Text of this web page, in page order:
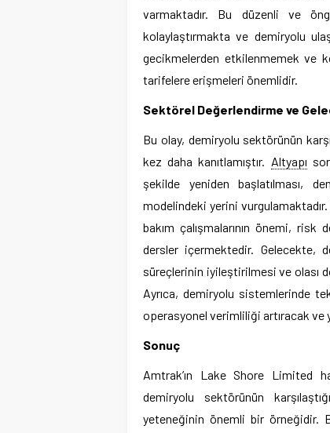
varmaktadır. Bu düzenli ve
kolaylaştırmakta ve demiryolu
gecikmelerden etkilenmemek ve
tarifelere erişmeleri önemlidir.
Sektörel Değerlendirme ve
Bu olay, demiryolu sektörünün
kez daha kanıtlamıştır. Altyapı
şekilde yeniden başlatılması,
modelindeki yerini
bakım çalışmalarının önemi,
dersler içermektedir. Gelecekte,
süreçlerinin iyileştirilmesi ve olası
Ayrıca, demiryolu sistemlerinde
operasyonel verimliliği artıracak
Sonuç
Amtrak’ın Lake Shore Limited
demiryolu sektörünün
yeteneğinin önemli bir örneğidir.